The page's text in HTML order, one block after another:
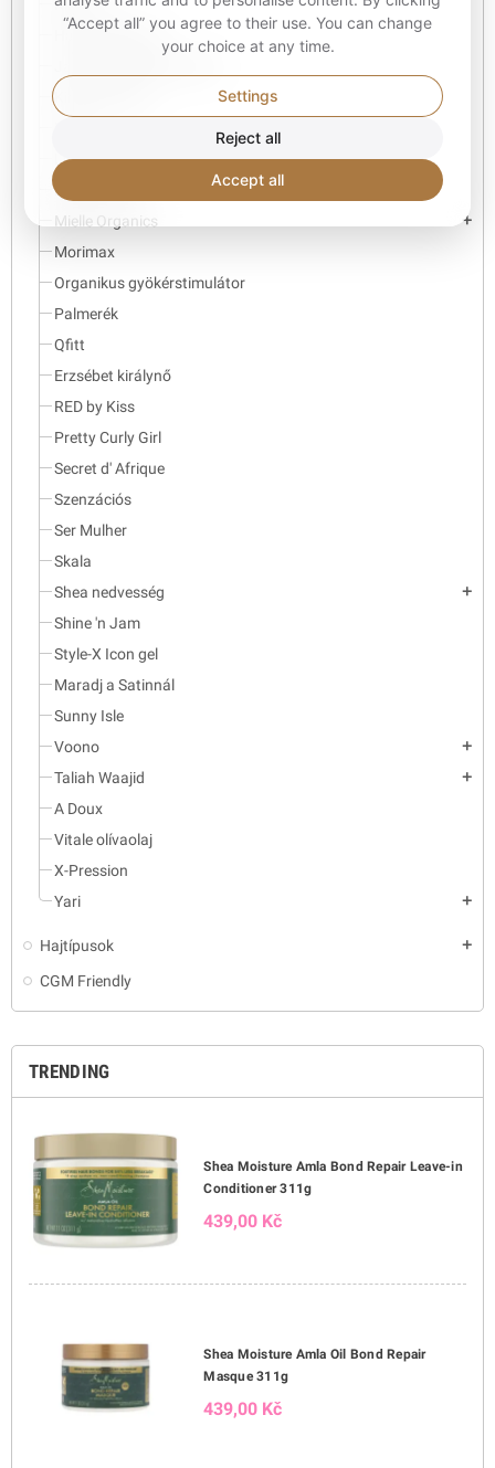
King.J
Hawaii Selymes
Luster's Pink
Magic Shave
Mielle Organics
add
Morimax
Organikus gyökérstimulátor
Palmerék
Qfitt
Erzsébet királynő
RED by Kiss
Pretty Curly Girl
Secret d' Afrique
Szenzációs
Ser Mulher
Skala
Shea nedvesség
add
Shine 'n Jam
Style-X Icon gel
Maradj a Satinnál
Sunny Isle
Voono
add
Taliah Waajid add
A Doux
Vitale olívaolaj
X-Pression
Yari
add
Hajtípusok add
CGM Friendly
TRENDING
Shea Moisture Amla Bond Repair Leave-in
Conditioner 311g
439,00 Kč
Shea Moisture Amla Oil Bond Repair
Masque 311g
439,00 Kč
“Accept all” you agree to their use. You can change
your choice at any time.
Settings
Reject all
Accept all